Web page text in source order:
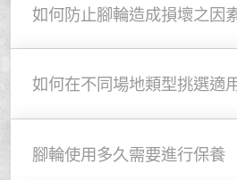
如何防止腳輪造成損壞之因
如何在不同場地類型挑選適
腳輪使用多久需要進行保養